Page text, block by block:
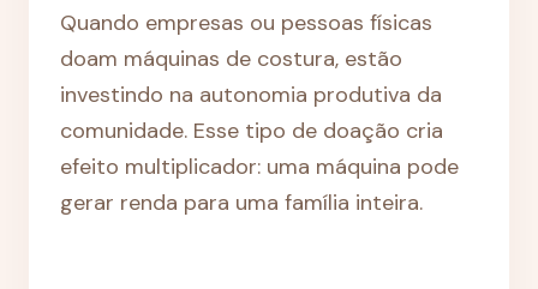
Quando empresas ou pessoas físicas
doam máquinas de costura, estão
investindo na autonomia produtiva da
comunidade. Esse tipo de doação cria
efeito multiplicador: uma máquina pode
gerar renda para uma família inteira.